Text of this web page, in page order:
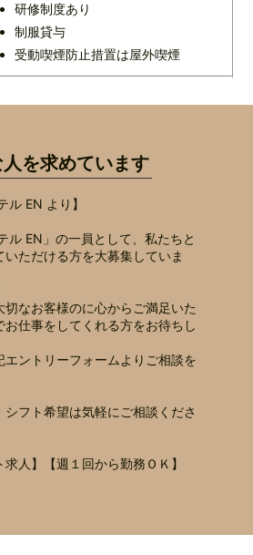
研修制度あり
制服貸与
受動喫煙防止措置は屋外喫煙
人を求めています
ル EN より】
ル EN」の一員として、私たちと
ただける方を大募集していま
なお客様のに心からご満足いた
お仕事をしてくれる方をお待ちし
エントリーフォームよりご相談を
シフト希望は気軽にご相談くださ
求人】【週１回から勤務ＯＫ】